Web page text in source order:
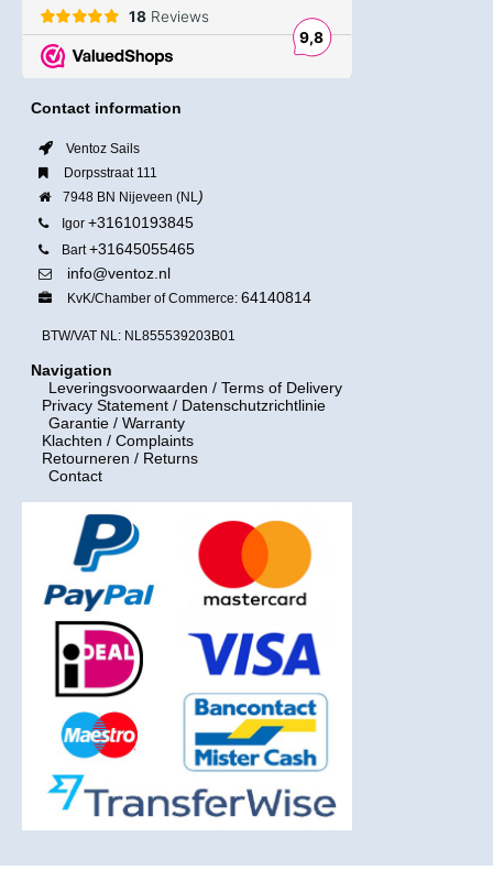
Contact information
Ventoz Sails
Dorpsstraat 111
7948 BN Nijeveen (NL)
Igor +31610193845
Bart+31645055465
info@ventoz.nl
KvK/Chamber of Commerce: 64140814
BTW/VAT NL: NL855539203B01
Navigation
Leveringsvoorwaarden / Terms of Delivery
Privacy Statement / Datenschutzrichtlinie
Garantie / Warranty
Klachten / Complaints
Retourneren / Returns
Contact